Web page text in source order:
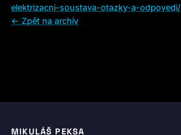
elektrizacni-soustava-otazky-a-odpovedi/
← Zpět na archiv
MIKULÁŠ PEKSA